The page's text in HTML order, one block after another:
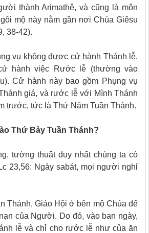
thành Arimathê, và cũng là môn
mộ này nằm gần nơi Chúa Giêsu
38-42).
vụ không được cử hành Thánh lễ.
hành việc Rước lễ (thường vào
Cử hành này bao gồm Phụng vụ
giá, và rước lễvới Mình Thánh
trước, tức là Thứ Năm Tuần Thánh.
Thứ Bảy Tuần Thánh?
tường thuật duy nhất chúng ta có
23,56: Ngày sabát, mọi người nghỉ
Thánh, Giáo Hội ở bên mộ Chúa để
của Người. Do đó, vào ban ngày,
lễ và chỉ cho rước lễ như của ăn